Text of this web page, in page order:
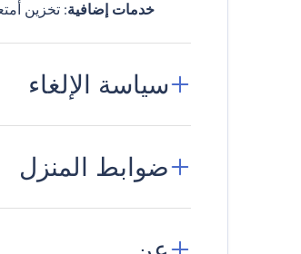
خدمات إضافية: تخزين
سياسة الإلغاء
ضوابط المنزل